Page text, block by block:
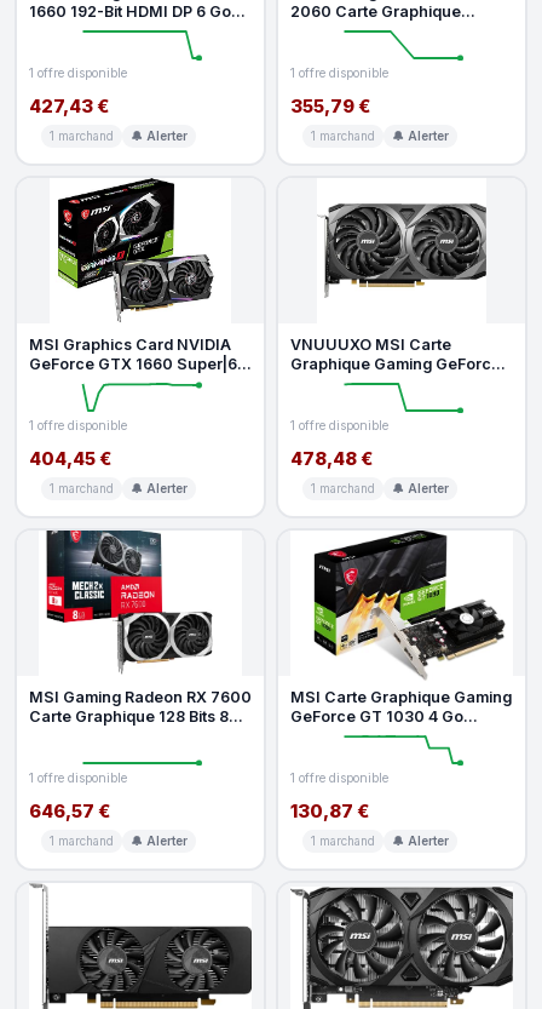
1660 192-Bit HDMI DP 6 Go
GDRR5 HDCP Support DirectX
1 offre disponible
427,43 €
1 marchand 🔔 Alerter
2060 Carte Graphique
GDRR6 192 Bits HDMI DP 1710
1 offre disponible
355,79 €
1 marchand 🔔 Alerter
MSI Graphics Card NVIDIA
GeForce GTX 1660 Super|6
GB|192 bit|PCIE 3.0
16x|GDDR6|
1 offre disponible
404,45 €
1 marchand 🔔 Alerter
VNUUUXO MSI Carte
Graphique Gaming GeForce
RTX 3060 8 Go GDRR6 128
1 offre disponible
478,48 €
1 marchand 🔔 Alerter
MSI Gaming Radeon RX 7600
Carte Graphique 128 Bits 8
1 offre disponible
646,57 €
1 marchand 🔔 Alerter
MSI Carte Graphique Gaming
GeForce GT 1030 4 Go
GDRR4 64 Bits HDCP Support
1 offre disponible
130,87 €
1 marchand 🔔 Alerter